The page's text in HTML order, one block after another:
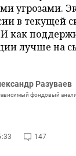
угрозами.
в текущей
как
лучше на
Разуваев
фондовый
147